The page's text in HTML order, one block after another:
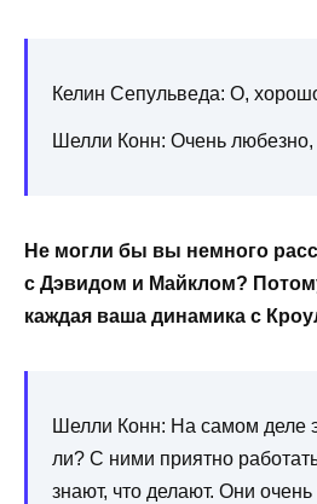
Келин Сепульведа: О,
Шелли Конн: Очень любезно,
Не могли бы вы немного
с Дэвидом и Майклом?
каждая ваша динамика с
Шелли Конн: На ​​самом деле
ли? С ними приятно
знают, что делают. Они очень